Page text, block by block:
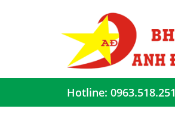
Hotline: 0963.518.251